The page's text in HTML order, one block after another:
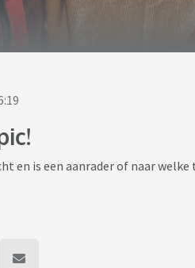
en is een aanrader of naar